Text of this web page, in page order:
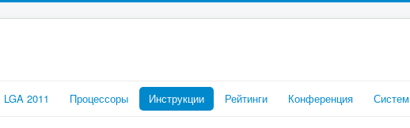
LGA 2011 Процессоры Инструкции Рейтинги Конференция